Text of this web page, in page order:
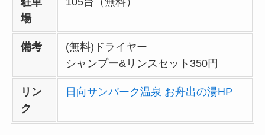
場
備考
(無料)ドライヤー
シャンプー&リンスセット350円
リン
ク
日向サンパーク温泉 お舟出の湯HP